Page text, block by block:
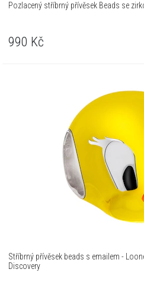
Pozlacený stříbrný přívěsek Beads se
990 Kč
Stříbrný přívěsek beads s emailem -
Discovery